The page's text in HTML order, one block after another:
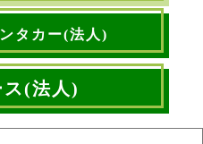
タカー(法人)
ス(法人)